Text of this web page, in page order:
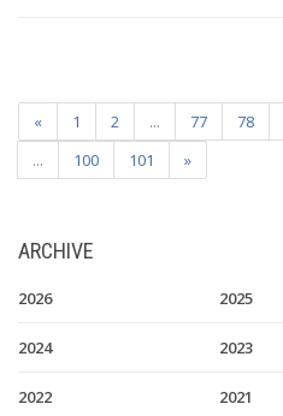
« 1 2 ... 77 78
...
100 101 »
ARCHIVE
2026 2025
2024 2023
2022 2021